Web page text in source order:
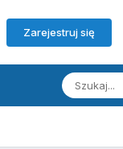
Zarejestruj się